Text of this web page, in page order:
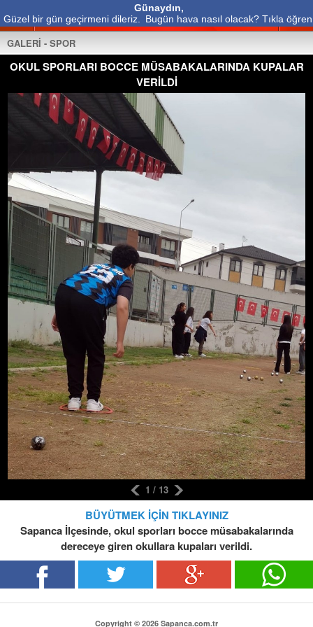
Günaydın,
Güzel bir gün geçirmeni dileriz.
Bugün hava nasıl olacak? Tıkla öğren
GALERİ - SPOR
OKUL SPORLARI BOCCE MÜSABAKALARINDA KUPALAR
VERİLDİ
1 / 13
BÜYÜTMEK İÇİN TIKLAYINIZ
Sapanca İlçesinde, okul sporları bocce müsabakalarında
dereceye giren okullara kupaları verildi.
Copyright © 2026 Sapanca.com.tr